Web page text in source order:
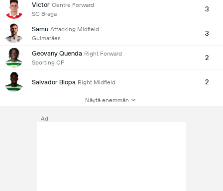
Victor Centre Forward
SC Braga
3
Samu Attacking Midfield
Guimarães
3
Geovany Quenda Right Forward
Sporting CP
2
Salvador Blopa Right Midfield 2
Näytä enemmän
Ad